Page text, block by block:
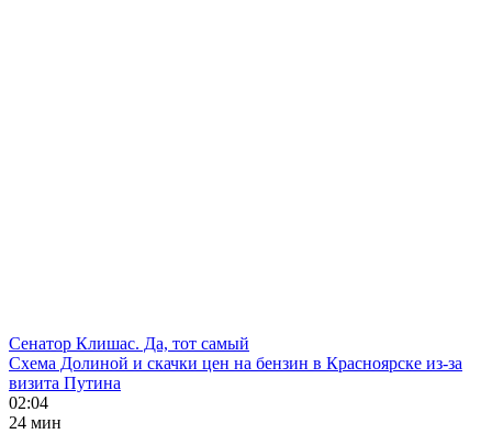
Сенатор Клишас. Да, тот самый
Схема Долиной и скачки цен на бензин в Красноярске из-за
визита Путина
02:04
24 мин